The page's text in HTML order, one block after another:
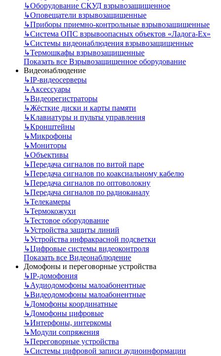
↳Оборудование СКУД взрывозащищенное
↳Оповещатели взрывозащищенные
↳Приборы приемно-контрольные взрывозащищенные
↳Система ОПС взрывоопасных объектов «Ладога-Ex»
↳Системы видеонаблюдения взрывозащищенные
↳Термошкафы взрывозащищенные
Показать все Взрывозащищенное оборудование
Видеонаблюдение
↳IP-видеосерверы
↳Аксессуары
↳Видеорегистраторы
↳Жёсткие диски и карты памяти
↳Клавиатуры и пульты управления
↳Кронштейны
↳Микрофоны
↳Мониторы
↳Объективы
↳Передача сигналов по витой паре
↳Передача сигналов по коаксиальному кабелю
↳Передача сигналов по оптоволокну
↳Передача сигналов по радиоканалу
↳Телекамеры
↳Термокожухи
↳Тестовое оборудование
↳Устройства защиты линий
↳Устройства инфракрасной подсветки
↳Цифровые системы видеоконтроля
Показать все Видеонаблюдение
Домофоны и переговорные устройства
↳IP-домофония
↳Аудиодомофоны малоабонентные
↳Видеодомофоны малоабонентные
↳Домофоны координатные
↳Домофоны цифровые
↳Интерфоны, интеркомы
↳Модули сопряжения
↳Переговорные устройства
↳Системы цифровой записи аудиоинформации